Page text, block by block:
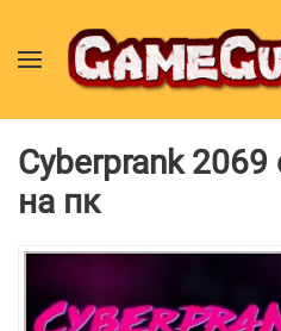
Cyberprank 2069
на пк